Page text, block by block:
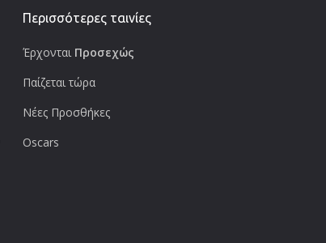
Περισσότερες ταινίες
Έρχονται Προσεχώς
Παίζεται τώρα
Νέες Προσθήκες
Oscars